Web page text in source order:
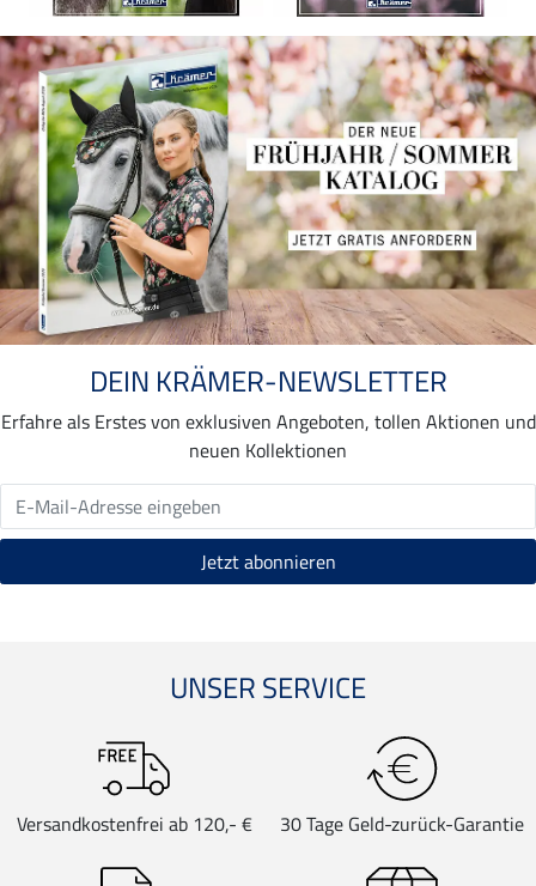
DEIN KRÄMER-NEWSLETTER
Erfahre als Erstes von exklusiven Angeboten, tollen Aktionen und
neuen Kollektionen
UNSER SERVICE
Versandkostenfrei ab 120,- € 30 Tage Geld-zurück-Garantie